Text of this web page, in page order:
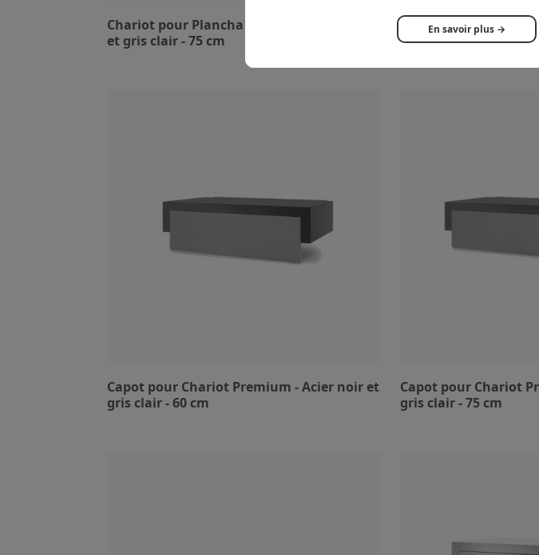
Chariot pour Plancha Premium - Acier noir
et gris clair - 75 cm
Chariot pour Plancha
cm
Capot pour Chariot Premium - Acier noir et
gris clair - 60 cm
Capot pour Chariot
gris clair - 75 cm
En savoir plus →